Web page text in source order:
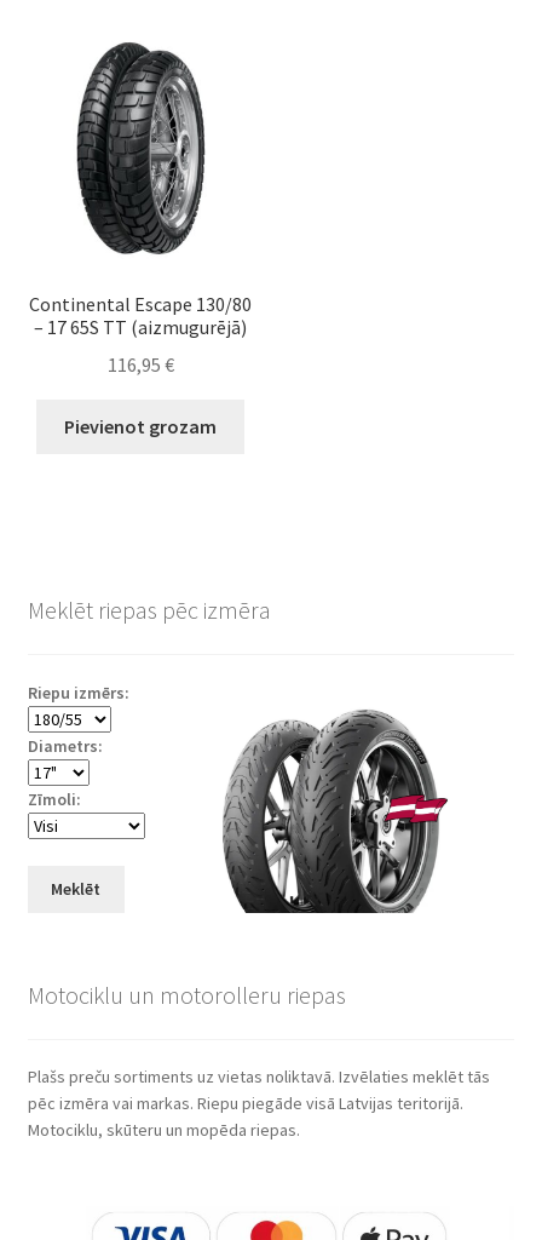
Continental Escape 130/80
– 17 65S TT (aizmugurējā)
116,95 €
Pievienot grozam
Meklēt riepas pēc izmēra
Riepu izmērs:
Diametrs:
Zīmoli:
Meklēt
Motociklu un motorolleru riepas
Plašs preču sortiments uz vietas noliktavā. Izvēlaties meklēt tās
pēc izmēra vai markas. Riepu piegāde visā Latvijas teritorijā.
Motociklu, skūteru un mopēda riepas.